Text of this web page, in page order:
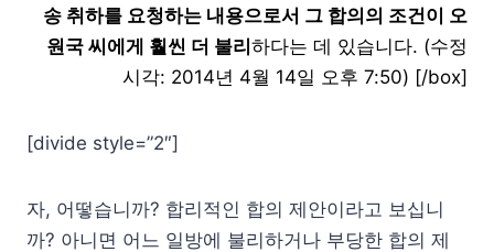
송 취하를 요청하는 내용으로서 그 합의의 조건이 오
원국 씨에게 훨씬 더 불리하다는 데 있습니다. (수정
시각: 2014년 4월 14일 오후 7:50) [/box]
[divide style=”2″]
자, 어떻습니까? 합리적인 합의 제안이라고 보십니
까? 아니면 어느 일방에 불리하거나 부당한 합의 제